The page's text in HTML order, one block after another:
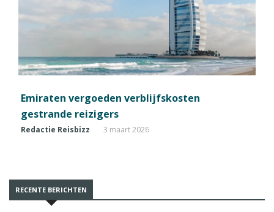
Emiraten vergoeden verblijfskosten
gestrande reizigers
Redactie Reisbizz 3 maart 2026
RECENTE BERICHTEN